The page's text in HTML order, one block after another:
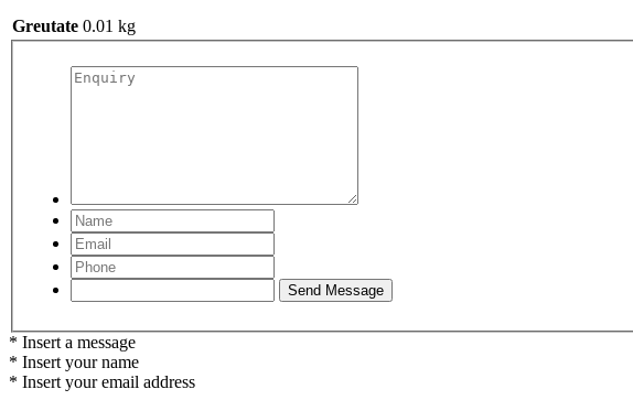
Greutate 0.01 kg
* Insert a message
* Insert your name
* Insert your email address